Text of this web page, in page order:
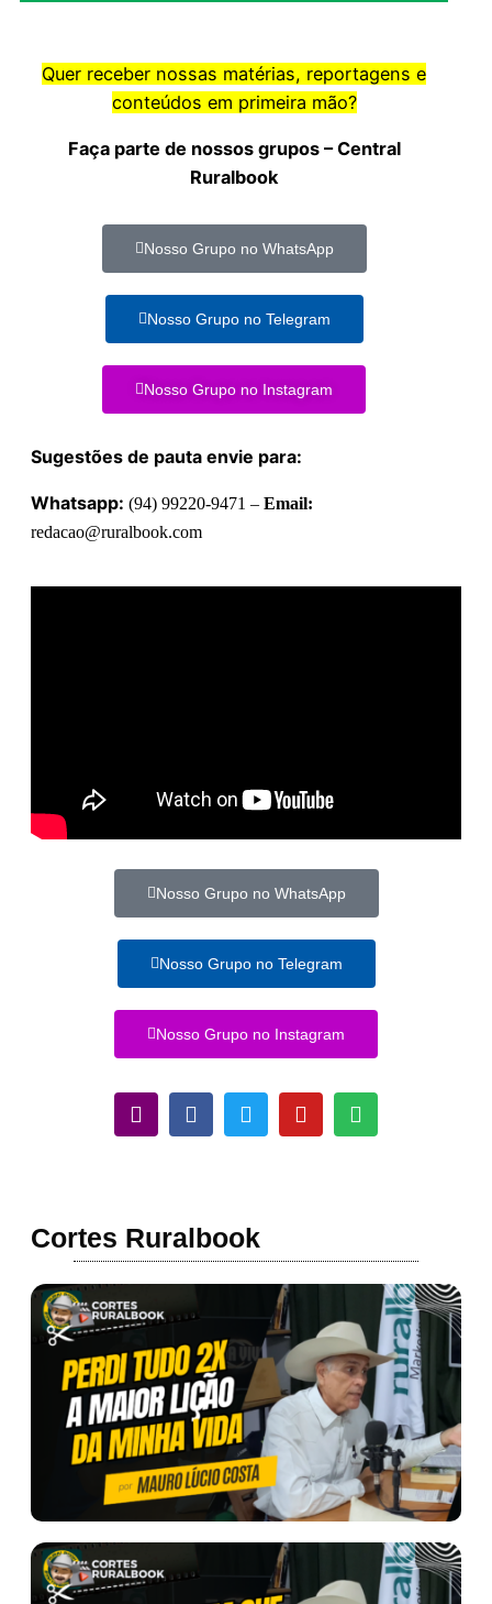
Quer receber nossas matérias, reportagens e
conteúdos em primeira mão?
Faça parte de nossos grupos – Central
Ruralbook
Nosso Grupo no WhatsApp
Nosso Grupo no Telegram
Nosso Grupo no Instagram
Sugestões de pauta envie para:
Whatsapp: (94) 99220-9471 – Email:
redacao@ruralbook.com
Nosso Grupo no WhatsApp
Nosso Grupo no Telegram
Nosso Grupo no Instagram
Cortes Ruralbook